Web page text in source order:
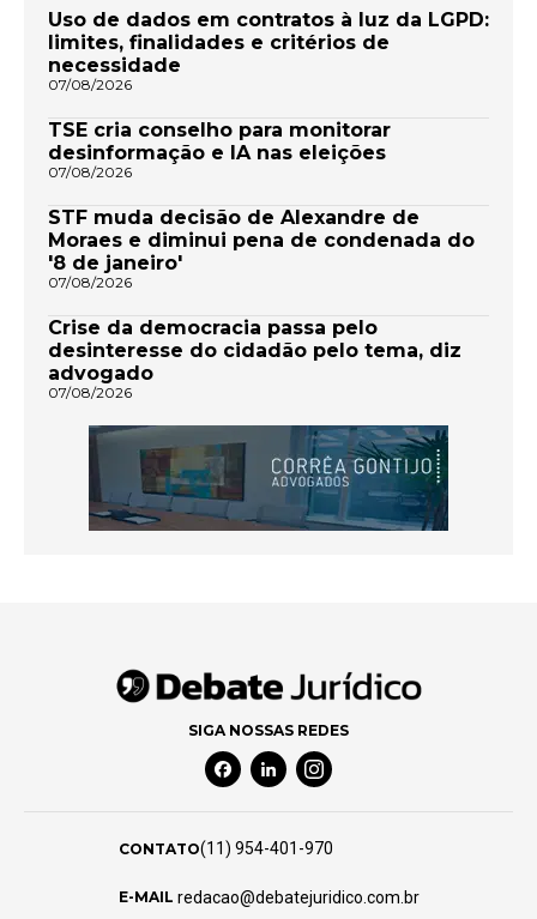
Uso de dados em contratos à luz da LGPD:
limites, finalidades e critérios de
necessidade
07/08/2026
TSE cria conselho para monitorar
desinformação e IA nas eleições
07/08/2026
STF muda decisão de Alexandre de
Moraes e diminui pena de condenada do
'8 de janeiro'
07/08/2026
Crise da democracia passa pelo
desinteresse do cidadão pelo tema, diz
advogado
07/08/2026
SIGA NOSSAS REDES
Facebook Social Media
Linkedin Social Media
Instagram Social Media
CONTATO(11) 954-401-970
E-MAIL redacao@debatejuridico.com.br